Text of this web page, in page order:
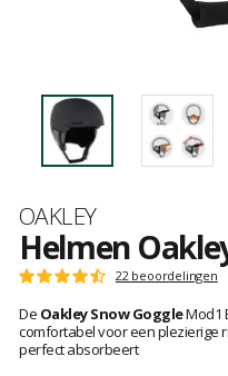
Merk
OAKLEY
Helmen
Het
van
klanten
Score
:
4.5
op
5
22 beoordelingen
De Oakley Snow GoggleMod1
comfortabel voor een plezierige
perfect absorbeert